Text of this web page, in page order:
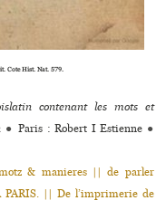
Cote Hist. Nat. 579.
contenant les mots et
● Paris : Robert I Estienne ●
& manieres || de parler
|| De l’imprimerie de